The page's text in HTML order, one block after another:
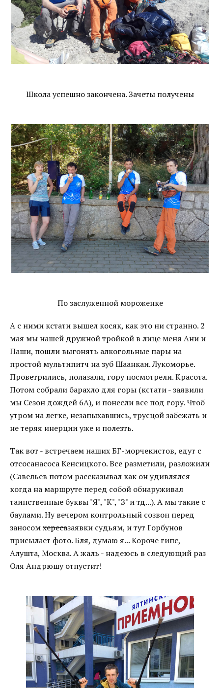
Школа успешно закончена. Зачеты получены
По заслуженной мороженке
А с ними кстати вышел косяк, как это ни странно. 2
мая мы нашей дружной тройкой в лице меня Ани и
Паши, пошли выгонять алкогольные пары на
простой мультипитч на зуб Шаанкаи. Лукоморье.
Проветрились, полазали, гору посмотрели. Красота.
Потом собрали барахло для горы (кстати - заявили
мы Сезон дождей 6А), и понесли все под гору. Чтоб
утром на легке, незапыхавшись, трусцой забежать и
не теряя инерции уже и полезть.
Так вот - встречаем наших БГ-морчекистов, едут с
отсосанасоса Кенсицкого. Все разметили, разложили
(Савельев потом рассказывал как он удивлялся
когда на маршруте перед собой обнаруживал
таинственные буквы "Я", "К", "З" и тд...). А мы такие с
баулами. Ну вечером контрольный созвон перед
заносомхересазаявки судьям, и тут Горбунов
присылает фото. Бля, думаю я... Короче гипс,
Алушта, Москва. А жаль - надеюсь в следующий раз
Оля Андрюшу отпустит!